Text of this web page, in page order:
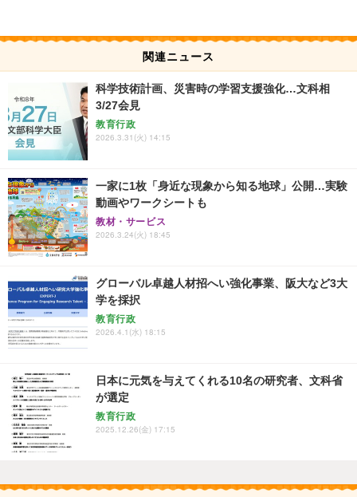
関連ニュース
科学技術計画、災害時の学習支援強化…文科相
3/27会見
教育行政
2026.3.31(火) 14:15
一家に1枚「身近な現象から知る地球」公開…実験
動画やワークシートも
教材・サービス
2026.3.24(火) 18:45
グローバル卓越人材招へい強化事業、阪大など3大
学を採択
教育行政
2026.4.1(水) 18:15
日本に元気を与えてくれる10名の研究者、文科省
が選定
教育行政
2025.12.26(金) 17:15